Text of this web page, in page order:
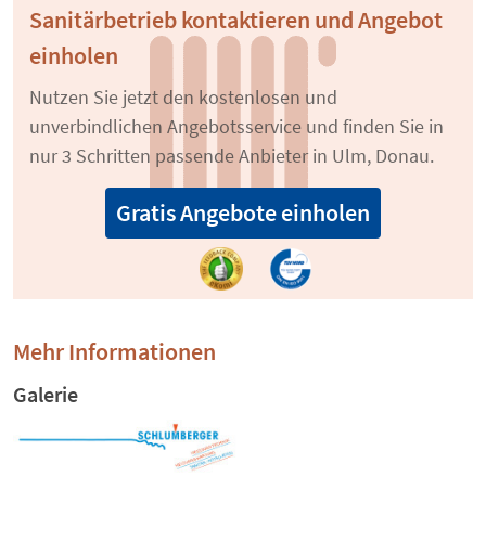
Sanitärbetrieb kontaktieren und Angebot
einholen
Nutzen Sie jetzt den kostenlosen und
unverbindlichen Angebotsservice und finden Sie in
nur 3 Schritten passende Anbieter in Ulm, Donau.
Gratis Angebote einholen
Mehr Informationen
Galerie